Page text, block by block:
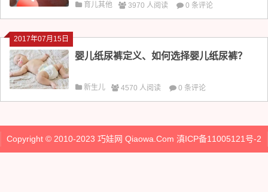
育儿其他 3970 人阅读 0 条评论
2017年07月15日
婴儿纸尿裤定义、如何选择婴儿纸尿裤？
新生儿 4570 人阅读 0 条评论
Copyright © 2010-2023 巧娃网 Qiaowa.Com 滇ICP备11005121号-2